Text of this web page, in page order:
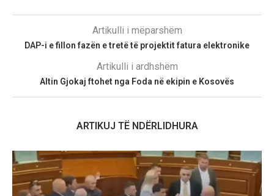
Artikulli i mëparshëm
DAP-i e fillon fazën e tretë të projektit fatura elektronike
Artikulli i ardhshëm
Altin Gjokaj ftohet nga Foda në ekipin e Kosovës
ARTIKUJ TË NDËRLIDHURA